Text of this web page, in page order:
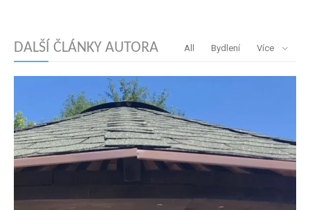
DALŠÍ ČLÁNKY AUTORA All Bydlení Více